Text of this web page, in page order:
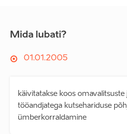
Mida lubati?
01.01.2005
käivitatakse koos omavalitsuste
tööandjatega kutsehariduse
ümberkorraldamine